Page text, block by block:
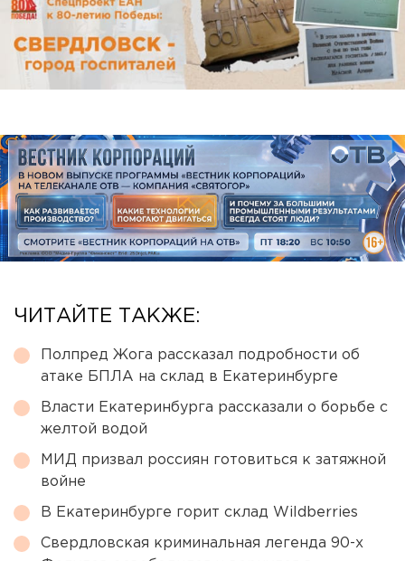
ЧИТАЙТЕ ТАКЖЕ:
Полпред Жога рассказал подробности об
атаке БПЛА на склад в Екатеринбурге
Власти Екатеринбурга рассказали о борьбе с
желтой водой
МИД призвал россиян готовиться к затяжной
войне
В Екатеринбурге горит склад Wildberries
Свердловская криминальная легенда 90-х